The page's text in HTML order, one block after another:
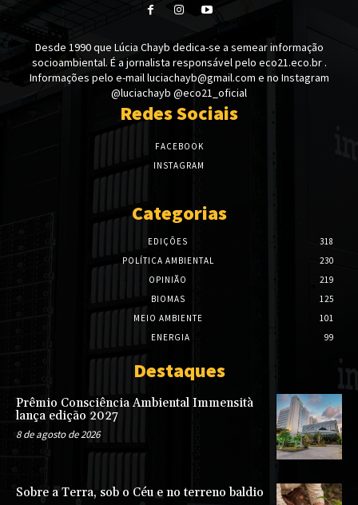
Desde 1990 que Lúcia Chayb dedica-se a semear informação
socioambiental. É a jornalista responsável pelo eco21.eco.br .
Informações pelo e-mail luciachayb@gmail.com e no Instagram
@luciachayb @eco21_oficial
Redes Sociais
FACEBOOK
INSTAGRAM
Categorias
EDIÇÕES
318
POLÍTICA AMBIENTAL
230
OPINIÃO
219
BIOMAS
125
MEIO AMBIENTE
101
ENERGIA
99
Destaques
Prêmio Consciência Ambiental Immensità
lança edição 2027
8 de agosto de 2026
Sobre a Terra, sob o Céu e no terreno baldio